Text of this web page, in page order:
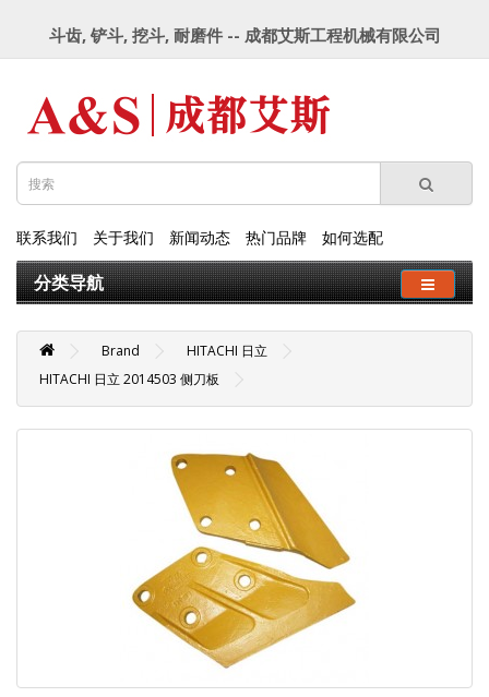
斗齿, 铲斗, 挖斗, 耐磨件 -- 成都艾斯工程机械有限公司
联系我们 关于我们 新闻动态 热门品牌 如何选配
分类导航
Brand
HITACHI 日立
HITACHI 日立 2014503 侧刀板